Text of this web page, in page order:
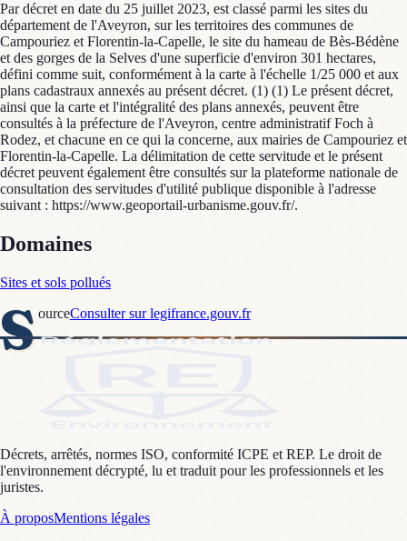
Par décret en date du 25 juillet 2023, est classé parmi les sites du
département de l'Aveyron, sur les territoires des communes de
Campouriez et Florentin-la-Capelle, le site du hameau de Bès-Bédène
et des gorges de la Selves d'une superficie d'environ 301 hectares,
défini comme suit, conformément à la carte à l'échelle 1/25 000 et aux
plans cadastraux annexés au présent décret. (1) (1) Le présent décret,
ainsi que la carte et l'intégralité des plans annexés, peuvent être
consultés à la préfecture de l'Aveyron, centre administratif Foch à
Rodez, et chacune en ce qui la concerne, aux mairies de Campouriez et
Florentin-la-Capelle. La délimitation de cette servitude et le présent
décret peuvent également être consultés sur la plateforme nationale de
consultation des servitudes d'utilité publique disponible à l'adresse
suivant : https://www.geoportail-urbanisme.gouv.fr/.
Domaines
Sites et sols pollués
S ourceConsulter sur legifrance.gouv.fr
Décrets, arrêtés, normes ISO, conformité ICPE et REP. Le droit de
l'environnement décrypté, lu et traduit pour les professionnels et les
juristes.
À proposMentions légales